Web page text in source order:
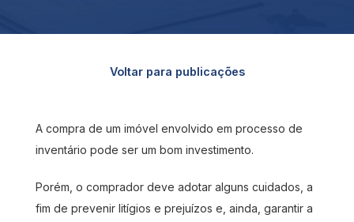
Voltar para publicações
A compra de um imóvel envolvido em processo de
inventário pode ser um bom investimento.
Porém, o comprador deve adotar alguns cuidados, a
fim de prevenir litígios e prejuízos e, ainda, garantir a